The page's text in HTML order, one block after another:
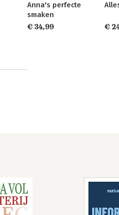
Anna's perfecte
smaken
€ 34,99
€